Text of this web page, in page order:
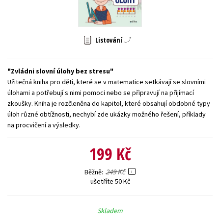
Zahraniční literatura
Všechny tituly
Listování
Zvládni slovní úlohy bez stresu
Užitečná kniha pro děti, které se v matematice setkávají se slovními
úlohami a potřebují s nimi pomoci nebo se připravují na přijímací
zkoušky. Kniha je rozčleněna do kapitol, které obsahují obdobné typy
úloh různé obtížnosti, nechybí zde ukázky možného řešení, příklady
na procvičení a výsledky.
199 Kč
Běžně 249 Kč
ušetříte 50 Kč
Skladem